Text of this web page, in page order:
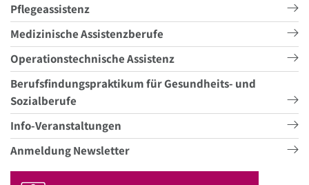
Pflegeassistenz
Medizinische Assistenzberufe
Operationstechnische Assistenz
Berufsfindungspraktikum für Gesundheits- und
Sozialberufe
Info-Veranstaltungen
Anmeldung Newsletter